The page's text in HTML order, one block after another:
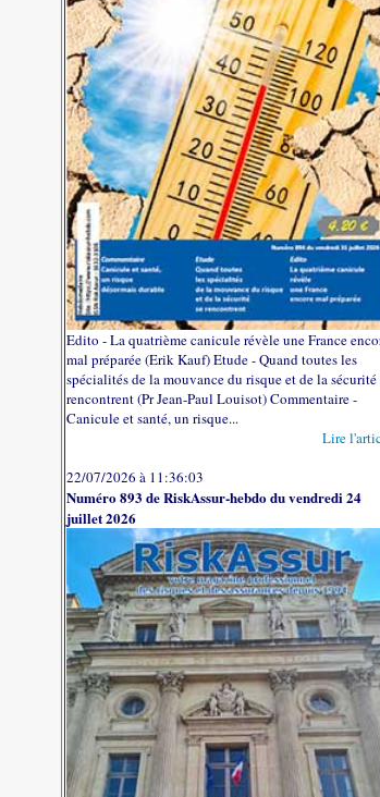
Edito - La quatrième canicule révèle une France
mal préparée (Erik Kauf) Etude - Quand toutes les
spécialités de la mouvance du risque et de la sécurité
rencontrent (Pr Jean-Paul Louisot) Commentaire -
Canicule et santé, un risque...
Lire
22/07/2026 à 11:36:03
Numéro 893 de RiskAssur-hebdo du vendredi 24
juillet 2026